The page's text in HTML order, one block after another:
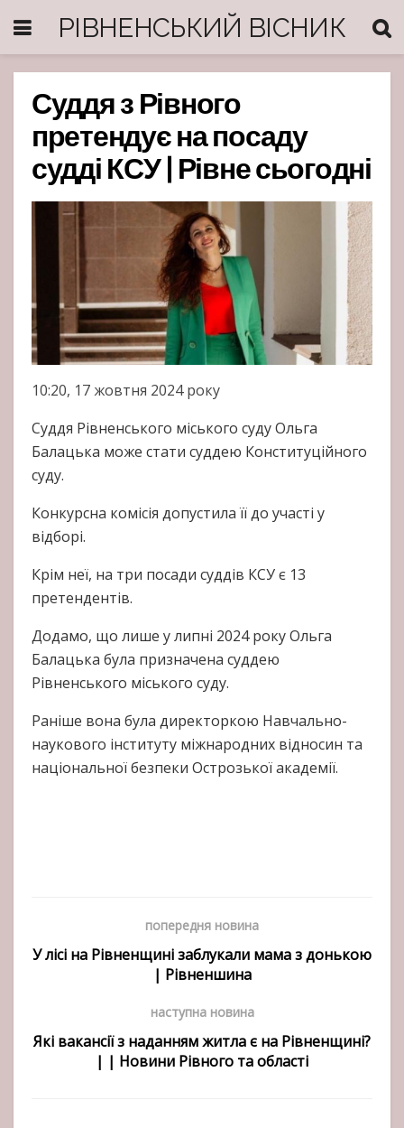
РІВНЕНСЬКИЙ ВІСНИК
Суддя з Рівного
претендує на посаду
судді КСУ | Рівне сьогодні
10:20, 17 жовтня 2024 року
Суддя Рівненського міського суду Ольга
Балацька може стати суддею Конституційного
суду.
Конкурсна комісія допустила її до участі у
відборі.
Крім неї, на три посади суддів КСУ є 13
претендентів.
Додамо, що лише у липні 2024 року Ольга
Балацька була призначена суддею
Рівненського міського суду.
Раніше вона була директоркою Навчально-
наукового інституту міжнародних відносин та
національної безпеки Острозької академії.
попередня новина
У лісі на Рівненщині заблукали мама з донькою
| Рівненшина
наступна новина
Які вакансії з наданням житла є на Рівненщині?
| | Новини Рівного та області